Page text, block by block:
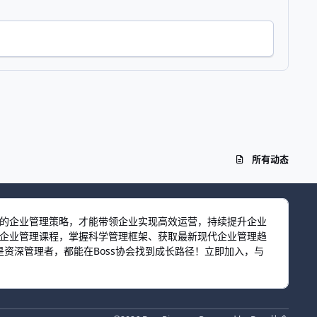
所有动态
企业管理策略，才能带领企业实现高效运营，持续提升企业
管理课程，掌握科学管理框架、获取最新现代企业管理趋
深管理者，都能在Boss协会找到成长路径！立即加入，与